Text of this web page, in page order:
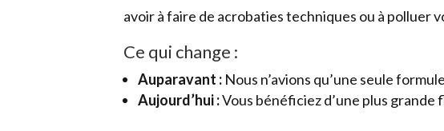
avoir à faire de acrobaties techniques ou à polluer
Ce qui change :
Auparavant : Nous n’avions qu’une seule
Aujourd’hui :Vous bénéficiez d’une plus